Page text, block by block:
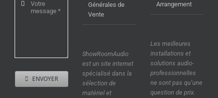
ENVOYER
Générales de
Vente
ShowRoomAudio
est un site internet
spécialisé dans la
sélection de
matériel et
Arrangement
Les meilleures
installations et
solutions audio-
professionnelles
ne sont pas qu’une
question de prix.